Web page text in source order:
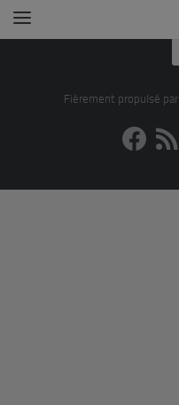
Fièrement propulsé par